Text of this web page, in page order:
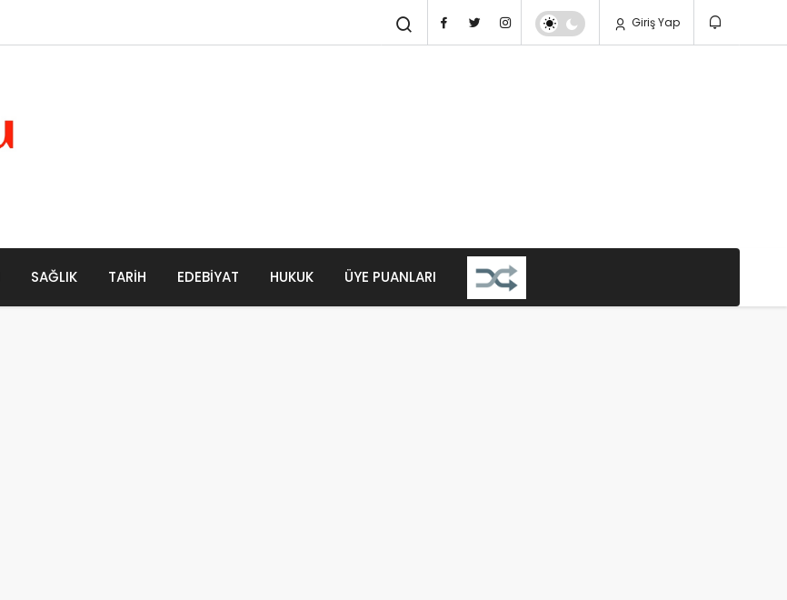
Giriş Yap
SAĞLIK TARIH EDEBIYAT HUKUK ÜYE PUANLARI